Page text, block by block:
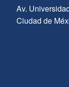
Av.
Ciudad de